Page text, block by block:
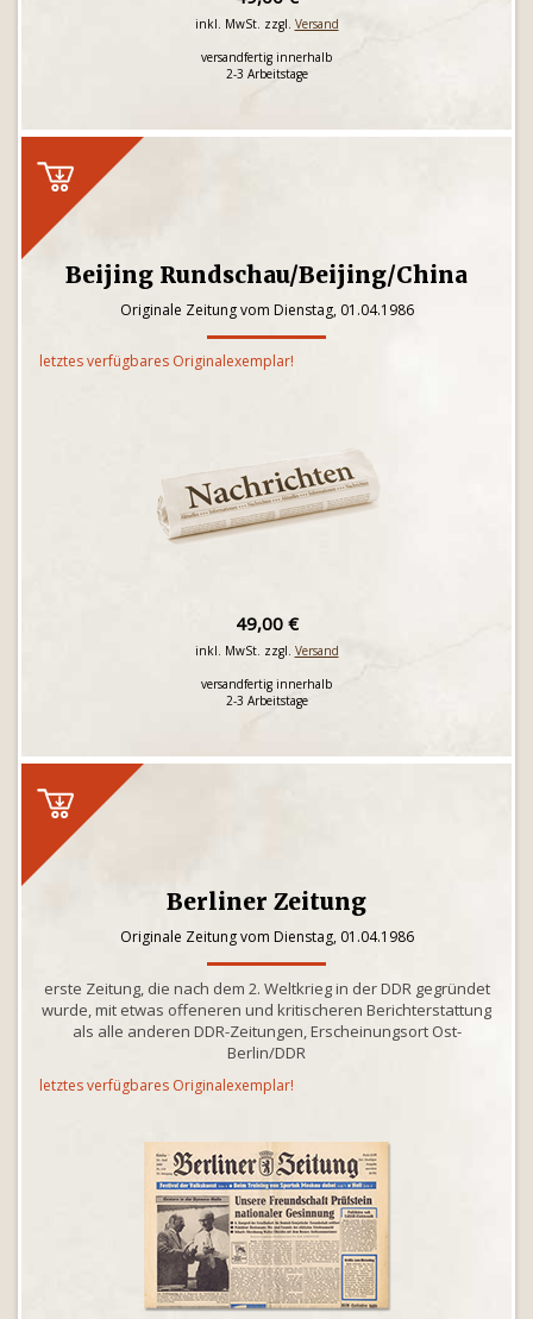
inkl. MwSt. zzgl. Versand
versandfertig innerhalb
2-3 Arbeitstage
Beijing Rundschau/Beijing/China
Originale Zeitung vom Dienstag, 01.04.1986
letztes verfügbares Originalexemplar!
49,00 €
inkl. MwSt. zzgl. Versand
versandfertig innerhalb
2-3 Arbeitstage
Berliner Zeitung
Originale Zeitung vom Dienstag, 01.04.1986
erste Zeitung, die nach dem 2. Weltkrieg in der DDR gegründet
wurde, mit etwas offeneren und kritischeren Berichterstattung
als alle anderen DDR-Zeitungen, Erscheinungsort Ost-
Berlin/DDR
letztes verfügbares Originalexemplar!